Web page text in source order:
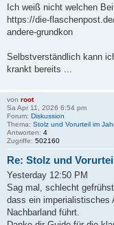
Ich weiß nicht welchen
https://die-
andere-grundkon
Selbstverständlich kann
krankt bereits ...
von root
Sa Apr 11, 2026 6:54 pm
Forum: Diskussion
Thema: Stolz und Vorurteil im
Antworten: 4
Zugriffe: 502160
Re: Stolz und
Yesterday 12:50 PM
Sag mal, schlecht
dass ein imperialistisches
Nachbarland führt.